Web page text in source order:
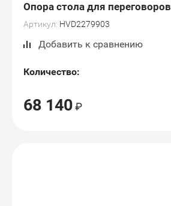
Опора стола для переговоров
Артикул: HVD2279903
Добавить к сравнению
Количество:
68 140